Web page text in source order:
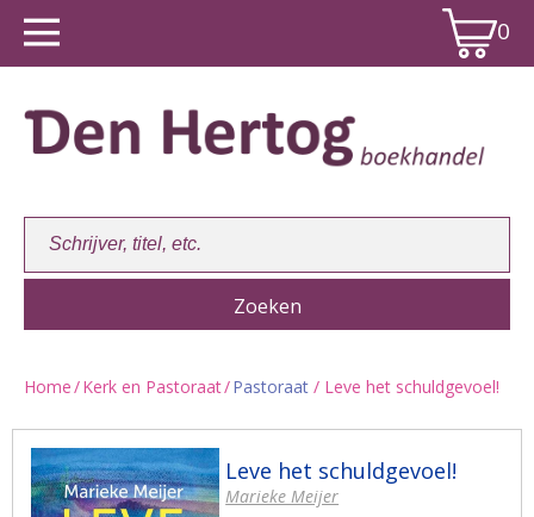
0
Home/Kerk en Pastoraat/Pastoraat / Leve het schuldgevoel!
Leve het schuldgevoel!
Marieke Meijer